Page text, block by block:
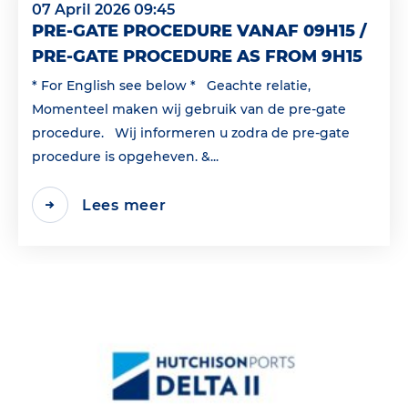
07 April 2026 09:45
PRE-GATE PROCEDURE VANAF 09H15 /
PRE-GATE PROCEDURE AS FROM 9H15
* For English see below * Geachte relatie,
Momenteel maken wij gebruik van de pre-gate
procedure. Wij informeren u zodra de pre-gate
procedure is opgeheven. &...
Lees meer